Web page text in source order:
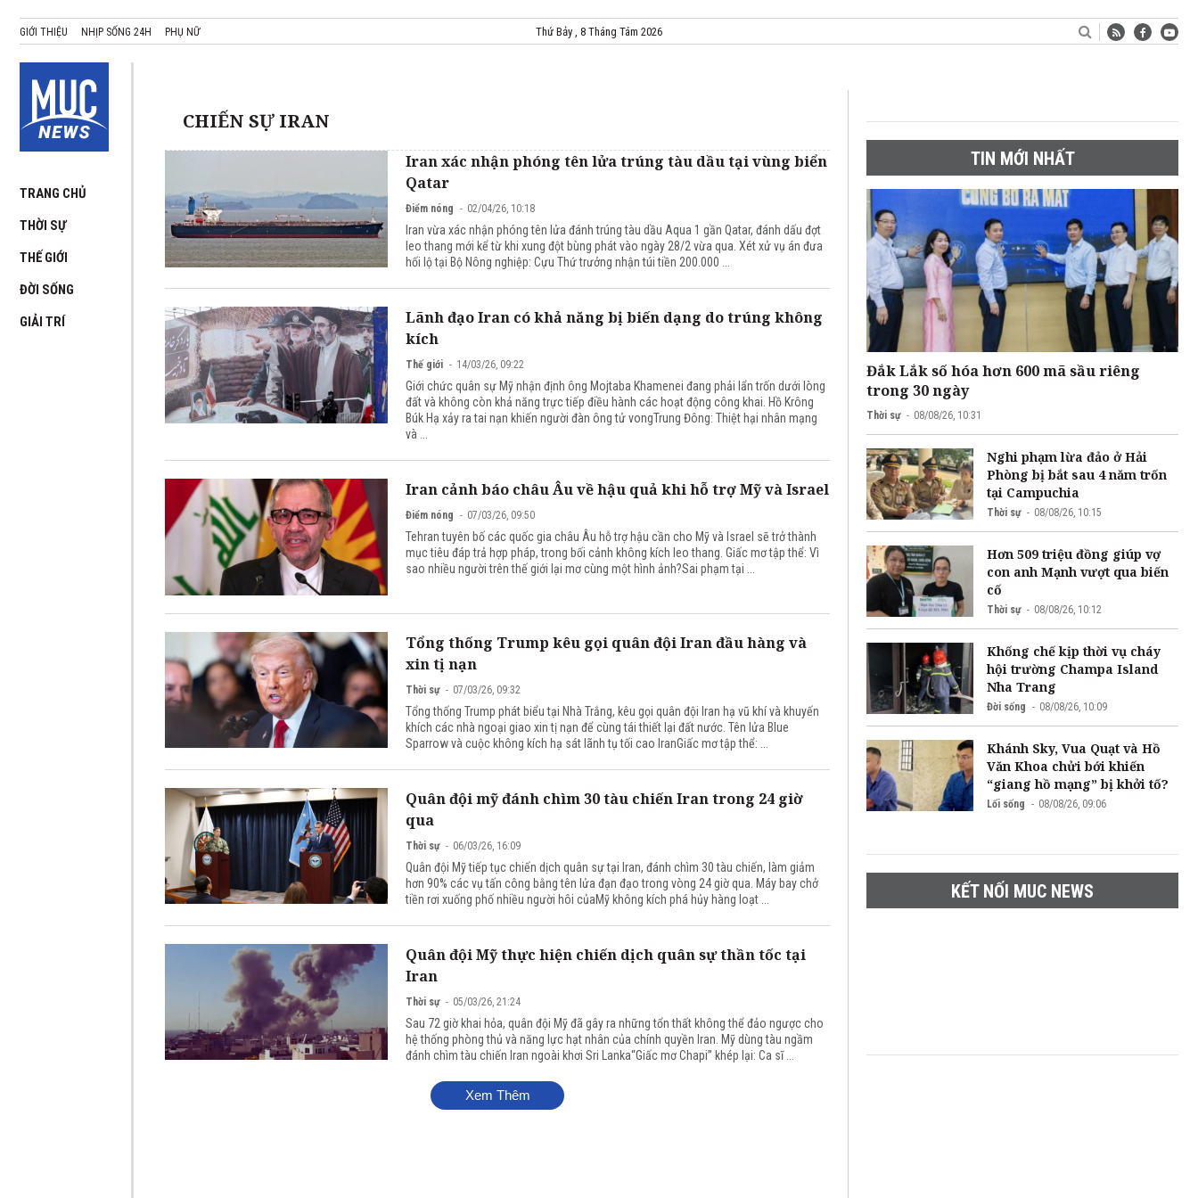
GIỚI THIỆU NHỊP SỐNG 24H PHỤ NỮ Thứ Bảy , 8 Tháng Tám 2026
TRANG CHỦ
THỜI SỰ
THẾ GIỚI
ĐỜI SỐNG
GIẢI TRÍ
CHIẾN SỰ IRAN
Iran xác nhận phóng tên lửa trúng tàu dầu tại vùng biển
Qatar
Điểm nóng 02/04/26, 10:18
Iran vừa xác nhận phóng tên lửa đánh trúng tàu dầu Aqua 1 gần Qatar, đánh dấu đợt
leo thang mới kể từ khi xung đột bùng phát vào ngày 28/2 vừa qua. Xét xử vụ án đưa
hối lộ tại Bộ Nông nghiệp: Cựu Thứ trưởng nhận túi tiền 200.000 ...
Lãnh đạo Iran có khả năng bị biến dạng do trúng không
kích
Thế giới 14/03/26, 09:22
Giới chức quân sự Mỹ nhận định ông Mojtaba Khamenei đang phải lẩn trốn dưới lòng
đất và không còn khả năng trực tiếp điều hành các hoạt động công khai. Hồ Krông
Búk Hạ xảy ra tai nạn khiến người đàn ông tử vongTrung Đông: Thiệt hại nhân mạng
và ...
Iran cảnh báo châu Âu về hậu quả khi hỗ trợ Mỹ và Israel
Điểm nóng 07/03/26, 09:50
Tehran tuyên bố các quốc gia châu Âu hỗ trợ hậu cần cho Mỹ và Israel sẽ trở thành
mục tiêu đáp trả hợp pháp, trong bối cảnh không kích leo thang. Giấc mơ tập thể: Vì
sao nhiều người trên thế giới lại mơ cùng một hình ảnh?Sai phạm tại ...
Tổng thống Trump kêu gọi quân đội Iran đầu hàng và
xin tị nạn
Thời sự 07/03/26, 09:32
Tổng thống Trump phát biểu tại Nhà Trắng, kêu gọi quân đội Iran hạ vũ khí và khuyến
khích các nhà ngoại giao xin tị nạn để cùng tái thiết lại đất nước. Tên lửa Blue
Sparrow và cuộc không kích hạ sát lãnh tụ tối cao IranGiấc mơ tập thể: ...
Quân đội mỹ đánh chìm 30 tàu chiến Iran trong 24 giờ
qua
Thời sự 06/03/26, 16:09
Quân đội Mỹ tiếp tục chiến dịch quân sự tại Iran, đánh chìm 30 tàu chiến, làm giảm
hơn 90% các vụ tấn công bằng tên lửa đạn đạo trong vòng 24 giờ qua. Máy bay chở
tiền rơi xuống phố nhiều người hôi củaMỹ không kích phá hủy hàng loạt ...
Quân đội Mỹ thực hiện chiến dịch quân sự thần tốc tại
Iran
Thời sự 05/03/26, 21:24
Sau 72 giờ khai hỏa, quân đội Mỹ đã gây ra những tổn thất không thể đảo ngược cho
hệ thống phòng thủ và năng lực hạt nhân của chính quyền Iran. Mỹ dùng tàu ngầm
đánh chìm tàu chiến Iran ngoài khơi Sri Lanka“Giấc mơ Chapi” khép lại: Ca sĩ ...
Xem Thêm
TIN MỚI NHẤT
Đắk Lắk số hóa hơn 600 mã sầu riêng
trong 30 ngày
Thời sự 08/08/26, 10:31
Nghi phạm lừa đảo ở Hải
Phòng bị bắt sau 4 năm trốn
tại Campuchia
Thời sự 08/08/26, 10:15
Hơn 509 triệu đồng giúp vợ
con anh Mạnh vượt qua biến
cố
Thời sự 08/08/26, 10:12
Khống chế kịp thời vụ cháy
hội trường Champa Island
Nha Trang
Đời sống 08/08/26, 10:09
Khánh Sky, Vua Quạt và Hồ
Văn Khoa chửi bới khiến
“giang hồ mạng” bị khởi tố?
Lối sống 08/08/26, 09:06
KẾT NỐI MUC NEWS